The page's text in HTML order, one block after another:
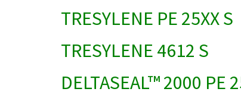
TRESYLENE PE 25XX S
TRESYLENE 4612 S
DELTASEAL™ 2000 PE